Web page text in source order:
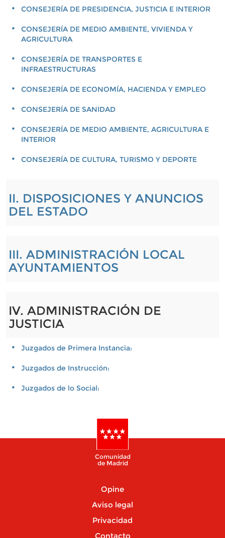
CONSEJERÍA DE PRESIDENCIA, JUSTICIA E INTERIOR
CONSEJERÍA DE MEDIO AMBIENTE, VIVIENDA Y
AGRICULTURA
CONSEJERÍA DE TRANSPORTES E
INFRAESTRUCTURAS
CONSEJERÍA DE ECONOMÍA, HACIENDA Y EMPLEO
CONSEJERÍA DE SANIDAD
CONSEJERÍA DE MEDIO AMBIENTE, AGRICULTURA E
INTERIOR
CONSEJERÍA DE CULTURA, TURISMO Y DEPORTE
II. DISPOSICIONES Y ANUNCIOS
DEL ESTADO
III. ADMINISTRACIÓN LOCAL
AYUNTAMIENTOS
IV. ADMINISTRACIÓN DE
JUSTICIA
Juzgados de Primera Instancia:
Juzgados de Instrucción:
Juzgados de lo Social:
Comunidad
de Madrid
Opine
Aviso legal
Privacidad
Contacto